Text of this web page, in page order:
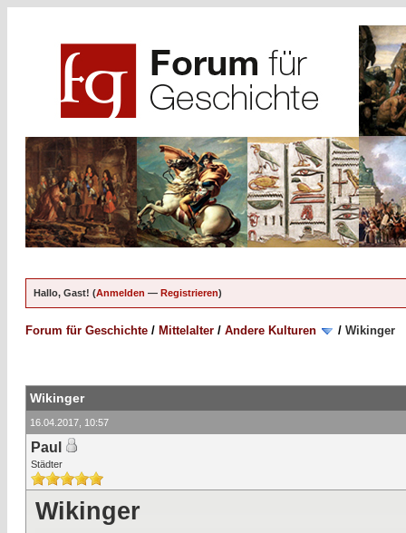
Hallo, Gast! (Anmelden — Registrieren)
Forum für Geschichte / Mittelalter / Andere Kulturen / Wikinger
Wikinger
16.04.2017, 10:57
Paul
Städter
Wikinger